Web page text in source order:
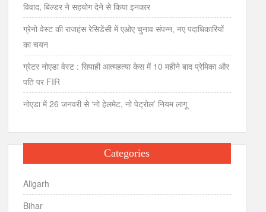
विवाद, बिल्डर ने सहयोग देने से किया इनकार
ग्रेनो वेस्ट की राजहंस रेसिडेंसी में एओए चुनाव संपन्न, नए पदाधिकारियों
का चयन
ग्रेटर नोएडा वेस्ट : सिपाही आत्महत्या केस में 10 महीने बाद प्रेमिका और
पति पर FIR
नोएडा में 26 जनवरी से ‘नो हेलमेट, नो पेट्रोल’ नियम लागू
Categories
Aligarh
Bihar